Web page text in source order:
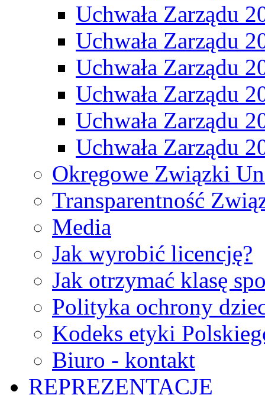
Uchwała Zarządu
Uchwała Zarządu
Uchwała Zarządu
Uchwała Zarządu
Uchwała Zarządu
Uchwała Zarządu
Okręgowe Związki
Transparentność
Media
Jak wyrobić licencję?
Jak otrzymać klasę
Polityka ochrony
Kodeks etyki
Biuro - kontakt
REPREZENTACJE